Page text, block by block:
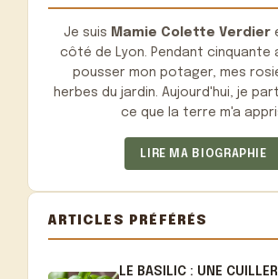
Je suis Mamie Colette Verdier
côté de Lyon. Pendant cinquante
pousser mon potager, mes
herbes du jardin. Aujourd'hui, je
ce que la terre m'a
LIRE MA BIOGRAPHIE
ARTICLES PRÉFÉRÉS
LE BASILIC : UNE